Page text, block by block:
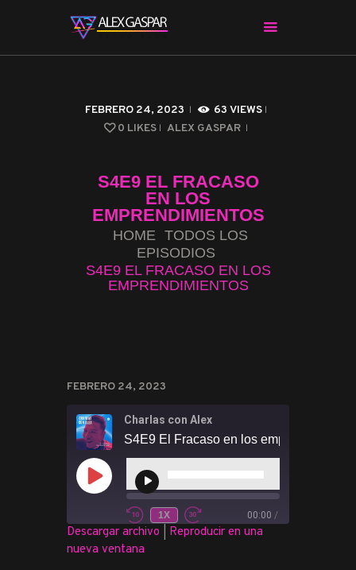
FEBRERO 24, 2023 63 VIEWS
0 LIKES ALEX GASPAR
S4E9 EL FRACASO
EN LOS
EMPRENDIMIENTOS
HOME TODOS LOS
EPISODIOS
S4E9 EL FRACASO EN LOS
EMPRENDIMIENTOS
CINE Y SERIES
APPS & HERRAMIENTAS
EL MUNDO
FEBRERO 24, 2023
Charlas con Alex
S4E9 El Fracaso en los
REPRODUCIR
EPISODIO
de
audio
REBOBINAR
10
SEGUNDOS
1X
FAST
FORWARD
00:00 /
SUSCRIBIR
COMPARTIR
Descargar archivo
Reproducir en una
nueva ventana